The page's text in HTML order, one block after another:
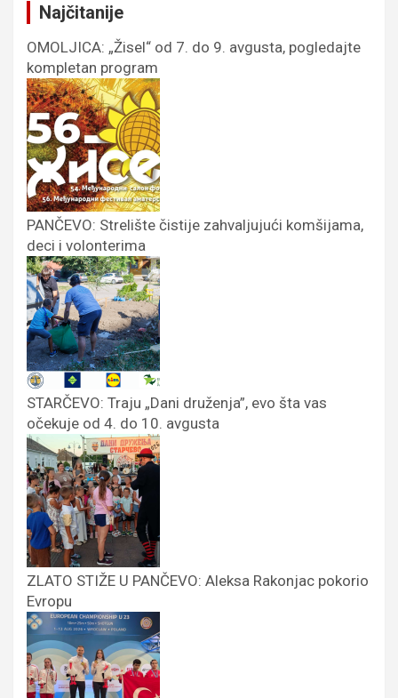
Najčitanije
OMOLJICA: „Žisel“ od 7. do 9. avgusta, pogledajte
kompletan program
PANČEVO: Strelište čistije zahvaljujući komšijama,
deci i volonterima
STARČEVO: Traju „Dani druženja”, evo šta vas
očekuje od 4. do 10. avgusta
ZLATO STIŽE U PANČEVO: Aleksa Rakonjac pokorio
Evropu